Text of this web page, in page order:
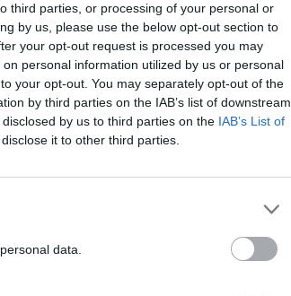
third parties, or processing of your personal or
by us, please use the below opt-out section to
your opt-out request is processed you may
personal information utilized by us or personal
your opt-out. You may separately opt-out of the
by third parties on the IAB’s list of downstream
by us to third parties on the IAB’s List of
it to other third parties.
data.
când aderă la
și migrația
României și au
culturale cărora
a